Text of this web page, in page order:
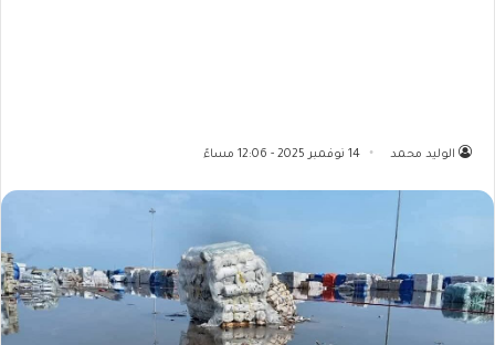
الوليد محمد 14 نوفمبر 2025 - 12:06 مساءً